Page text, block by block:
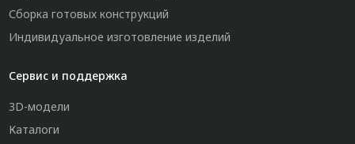
Сборка готовых конструкций
Индивидуальное изготовление изделий
Сервис и поддержка
3D-модели
Каталоги